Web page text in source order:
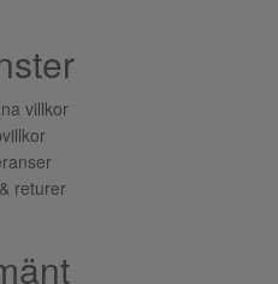
villkor
returer